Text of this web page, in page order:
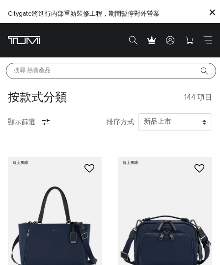
Citygate將進行内部重新裝修工程，期間暫停對外營業
搜尋 熱賣產品
按款式分類 144 項目
顯示篩選 排序方式:
線上獨家 線上獨家